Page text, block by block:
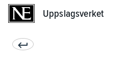
Uppslagsverket